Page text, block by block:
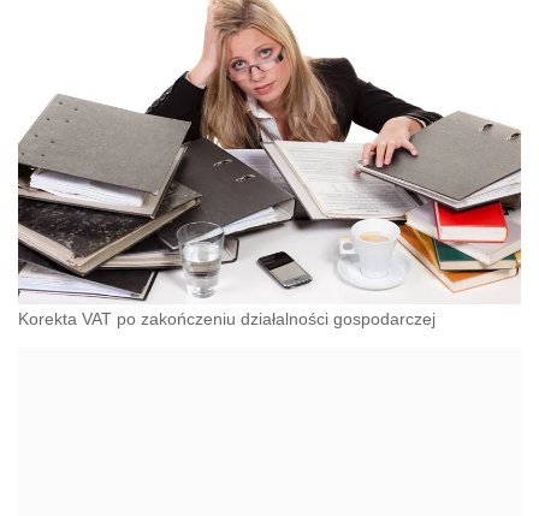
Korekta VAT po zakończeniu działalności gospodarczej